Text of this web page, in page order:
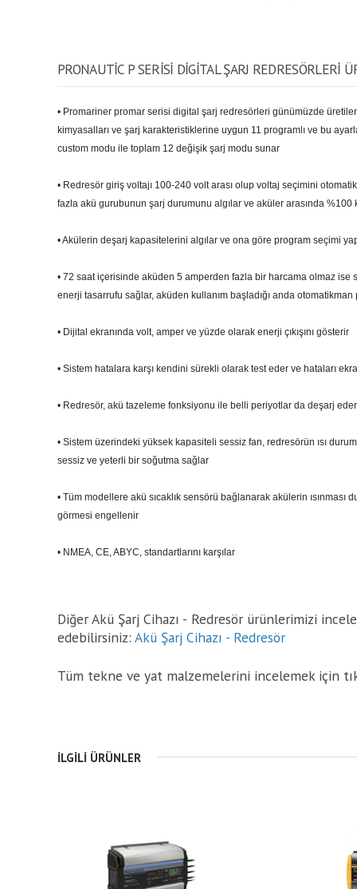
PRONAUTIC P SERISI DIGITAL ŞARJ REDRESÖRLERI
• Promariner promar serisi digital şarj redresörleri günümüzde
kimyasalları ve şarj karakteristiklerine uygun 11 programlı ve bu
custom modu ile toplam 12 değişik şarj modu sunar
• Redresör giriş voltajı 100-240 volt arası olup voltaj seçimini
fazla akü gurubunun şarj durumunu algılar ve aküler arasında %100
• Akülerin deşarj kapasitelerini algılar ve ona göre program seçimi
• 72 saat içerisinde aküden 5 amperden fazla bir harcama olmaz ise
enerji tasarrufu sağlar, aküden kullanım başladığı anda
• Dijital ekranında volt, amper ve yüzde olarak enerji çıkışını gösterir
• Sistem hatalara karşı kendini sürekli olarak test eder ve hataları
• Redresör, akü tazeleme fonksiyonu ile belli periyotlar da deşarj
• Sistem üzerindeki yüksek kapasiteli sessiz fan, redresörün ısı
sessiz ve yeterli bir soğutma sağlar
• Tüm modellere akü sıcaklık sensörü bağlanarak akülerin ısınması
görmesi engellenir
• NMEA, CE, ABYC, standartlarını karşılar
Diğer Akü Şarj Cihazı - Redresör ürünlerimizi
edebilirsiniz: Akü Şarj Cihazı - Redresör
Tüm tekne ve yat malzemelerini incelemek için
İLGILI ÜRÜNLER